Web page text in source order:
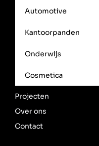
Automotive
Kantoorpanden
Onderwijs
Cosmetica
Projecten
Over ons
Contact